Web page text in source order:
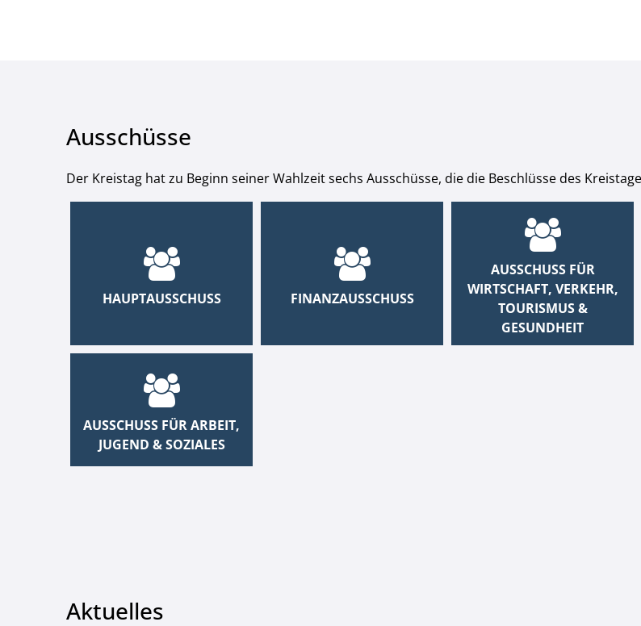
Ausschüsse
Der Kreistag hat zu Beginn seiner Wahlzeit sechs Ausschüsse, die die Beschlüsse des
HAUPTAUSSCHUSS FINANZAUSSCHUSS
AUSSCHUSS FÜR
WIRTSCHAFT, VERKEHR,
TOURISMUS &
GESUNDHEIT
AUSSCHUSS FÜR ARBEIT,
JUGEND & SOZIALES
Aktuelles